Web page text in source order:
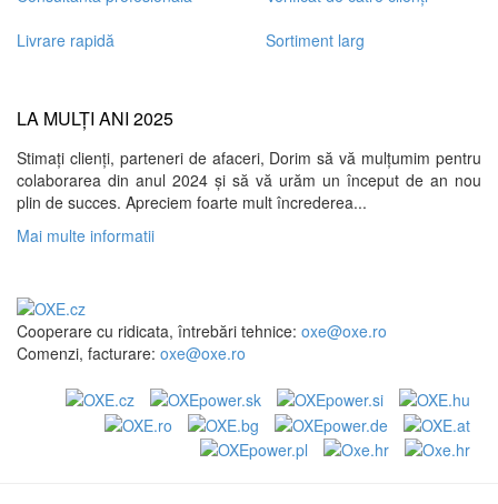
Livrare rapidă
Sortiment larg
LA MULȚI ANI 2025
Stimați clienți, parteneri de afaceri, Dorim să vă mulțumim pentru
colaborarea din anul 2024 și să vă urăm un început de an nou
plin de succes. Apreciem foarte mult încrederea...
Mai multe informatii
Cooperare cu ridicata, întrebări tehnice: oxe@oxe.ro
Comenzi, facturare: oxe@oxe.ro